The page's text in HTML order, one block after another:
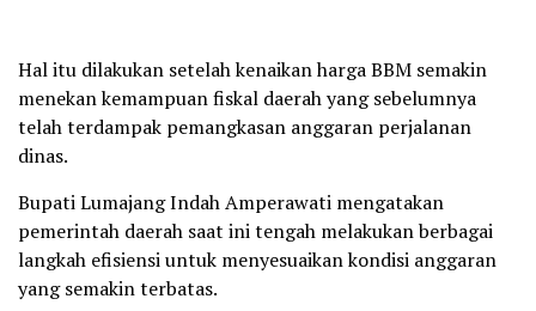
Hal itu dilakukan setelah kenaikan harga BBM semakin
menekan kemampuan fiskal daerah yang sebelumnya
telah terdampak pemangkasan anggaran perjalanan
dinas.
Bupati Lumajang Indah Amperawati mengatakan
pemerintah daerah saat ini tengah melakukan berbagai
langkah efisiensi untuk menyesuaikan kondisi anggaran
yang semakin terbatas.